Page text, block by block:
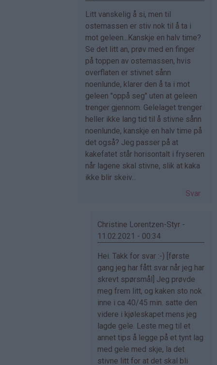
Som
svar
på
av
Christine
Lore…
(ikke
bekreftet)
Litt vanskelig å si, men til
ostemassen er stiv nok til å ta i
mot geleen...Kanskje en halv time?
Se det litt an, prøv med en finger
på toppen av ostemassen, hvis
overflaten er stivnet sånn
noenlunde, klarer den å ta i mot
geleen "oppå seg" uten at geleen
trenger gjennom. Gelelaget trenger
heller ikke lang tid til å stivne sånn
noenlunde, kanskje en halv time på
det også? Jeg passer på at
kakefatet står horisontalt i fryseren
når lagene skal stivne, slik at kaka
ikke blir skeiv...
Svar
Christine Lorentzen-Styr -
11.02.2021 - 00:34
Som
svar
på
av
Ingrid
(ikke
bekreftet)
Hei. Takk for svar :-) [første
gang jeg har fått svar når jeg har
skrevt spørsmål] Jeg prøvde
meg frem litt, og kaken sto nok
inne i ca 40/45 min. satte den
videre i kjøleskapet mens jeg
lagde gele. Leste meg til et
annet tips å legge på et tynt lag
med gele med skje, la det
stivne litt for at det skal bli